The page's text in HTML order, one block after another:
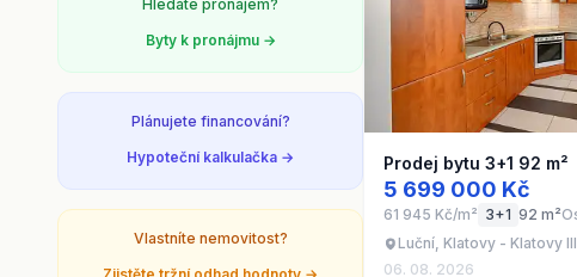
Hledáte pronájem?
Byty k pronájmu →
Plánujete financování?
Hypoteční kalkulačka →
Vlastníte nemovitost?
Prodej bytu 3+1 92 m²
5 699 000 Kč
61 945 Kč/m² 3+1 92 m²
Luční, Klatovy - Klatovy III
06. 08. 2026